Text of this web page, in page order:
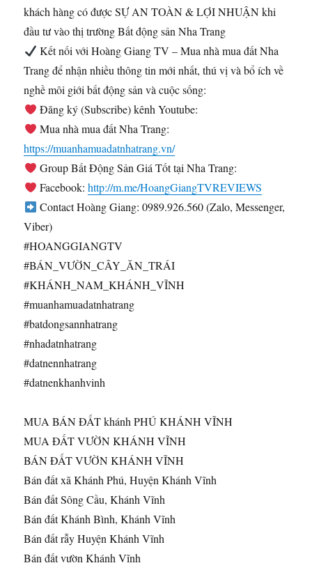
khách hàng có được SỰ AN TOÀN & LỢI NHUẬN khi
đầu tư vào thị trường Bất động sản Nha Trang
Kết nối với Hoàng Giang TV – Mua nhà mua đất Nha
Trang để nhận nhiều thông tin mới nhất, thú vị và bổ ích về
nghề môi giới bất động sản và cuộc sống:
Đăng ký (Subscribe) kênh Youtube: ​
Mua nhà mua đất Nha Trang:
https://muanhamuadatnhatrang.vn/
Group Bất Động Sản Giá Tốt tại Nha Trang: ​
Facebook: http://m.me/HoangGiangTVREVIEWS
Contact Hoàng Giang: 0989.926.560 (Zalo, Messenger,
Viber)
#HOANGGIANGTV​
#BÁN_VƯỜN_CÂY_ĂN_TRÁI
#KHÁNH_NAM_KHÁNH_VĨNH
#muanhamuadatnhatrang​
#batdongsannhatrang​
#nhadatnhatrang​
#datnennhatrang​
#datnenkhanhvinh
MUA BÁN ĐẤT khánh PHÚ KHÁNH VĨNH
MUA ĐẤT VƯỜN KHÁNH VĨNH
BÁN ĐẤT VƯỜN KHÁNH VĨNH
Bán đất xã Khánh Phú, Huyện Khánh Vĩnh
Bán đất Sông Cầu, Khánh Vĩnh
Bán đất Khánh Bình, Khánh Vĩnh
Bán đất rẫy Huyện Khánh Vĩnh
Bán đất vườn Khánh Vĩnh